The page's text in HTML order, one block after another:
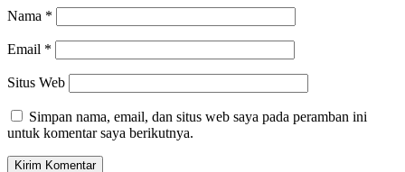
Nama *
Email *
Situs Web
Simpan nama, email, dan situs web saya pada peramban ini
untuk komentar saya berikutnya.